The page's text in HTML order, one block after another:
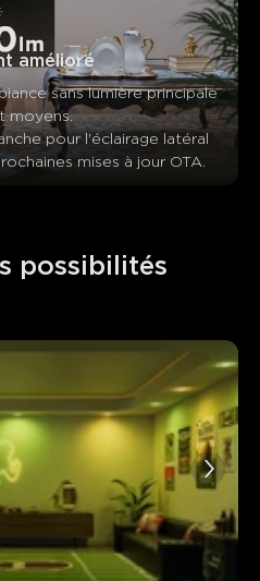
amélioré
sans lumière principale
moyens.
pour l'éclairage latéral
mises à jour OTA.
possibilités